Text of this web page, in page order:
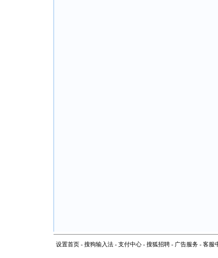
设置首页- 搜狗输入法- 支付中心- 搜狐招聘- 广告服务- 客服